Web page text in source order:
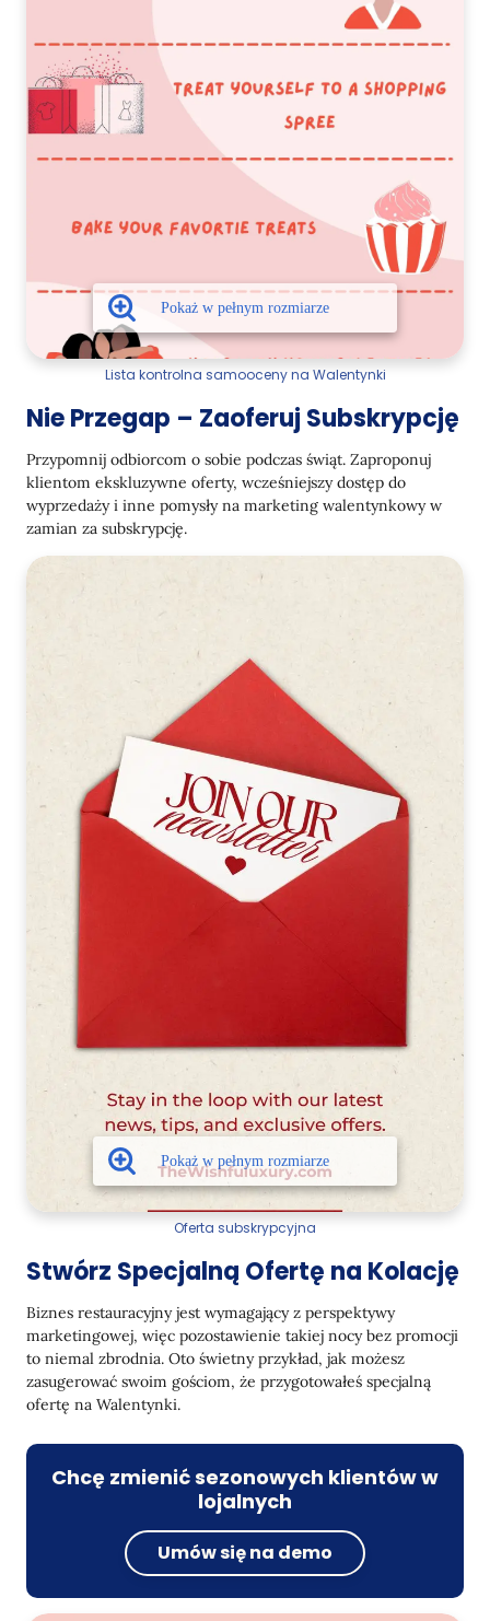
Lista kontrolna samooceny na Walentynki
Nie Przegap – Zaoferuj Subskrypcję
Przypomnij odbiorcom o sobie podczas świąt. Zaproponuj
klientom ekskluzywne oferty, wcześniejszy dostęp do
wyprzedaży i inne pomysły na marketing walentynkowy w
zamian za subskrypcję.
Oferta subskrypcyjna
Stwórz Specjalną Ofertę na Kolację
Biznes restauracyjny jest wymagający z perspektywy
marketingowej, więc pozostawienie takiej nocy bez promocji
to niemal zbrodnia. Oto świetny przykład, jak możesz
zasugerować swoim gościom, że przygotowałeś specjalną
ofertę na Walentynki.
Chcę zmienić sezonowych klientów w
lojalnych
Umów się na demo